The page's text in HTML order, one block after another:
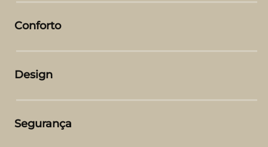
Conforto
Design
Segurança